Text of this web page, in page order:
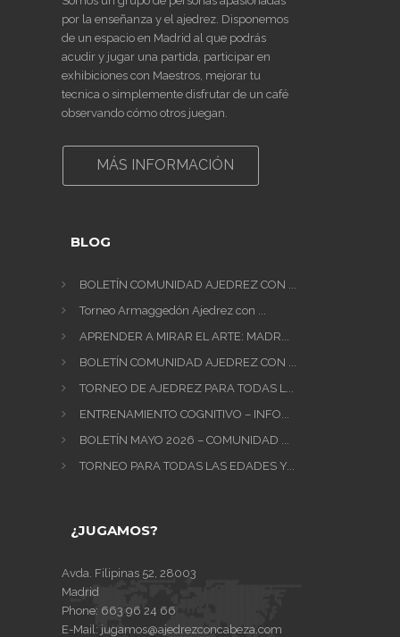
por la enseñanza y el ajedrez. Disponemos
de un espacio en Madrid al que podrás
acudir y jugar una partida, participar en
exhibiciones con Maestros, mejorar tu
tecnica o simplemente disfrutar de un café
observando cómo otros juegan.
MÁS INFORMACIÓN
BLOG
BOLETÍN COMUNIDAD AJEDREZ CON ...
Torneo Armaggedón Ajedrez con ...
APRENDER A MIRAR EL ARTE: MADR...
BOLETÍN COMUNIDAD AJEDREZ CON ...
TORNEO DE AJEDREZ PARA TODAS L...
ENTRENAMIENTO COGNITIVO – INFO...
BOLETÍN MAYO 2026 – COMUNIDAD ...
TORNEO PARA TODAS LAS EDADES Y...
¿JUGAMOS?
Avda. Filipinas 52, 28003
Madrid
Phone: 663 96 24 66
E-Mail: jugamos@ajedrezconcabeza.com